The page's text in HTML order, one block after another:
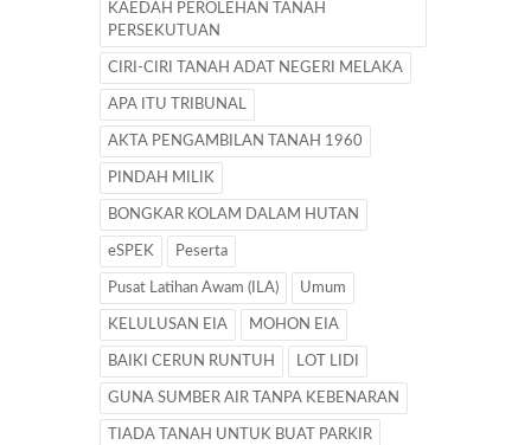
KAEDAH PEROLEHAN TANAH
PERSEKUTUAN
CIRI-CIRI TANAH ADAT NEGERI MELAKA
APA ITU TRIBUNAL
AKTA PENGAMBILAN TANAH 1960
PINDAH MILIK
BONGKAR KOLAM DALAM HUTAN
eSPEK Peserta
Pusat Latihan Awam (ILA) Umum
KELULUSAN EIA MOHON EIA
BAIKI CERUN RUNTUH LOT LIDI
GUNA SUMBER AIR TANPA KEBENARAN
TIADA TANAH UNTUK BUAT PARKIR